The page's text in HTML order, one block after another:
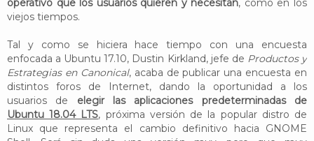
operativo que los usuarios quieren y necesitan, como en los
viejos tiempos.
Tal y como se hiciera hace tiempo con una encuesta
enfocada a Ubuntu 17.10, Dustin Kirkland, jefe de Productos y
Estrategias en Canonical, acaba de publicar una encuesta en
distintos foros de Internet, dando la oportunidad a los
usuarios de elegir las aplicaciones predeterminadas de
Ubuntu 18.04 LTS, próxima versión de la popular distro de
Linux que representa el cambio definitivo hacia GNOME